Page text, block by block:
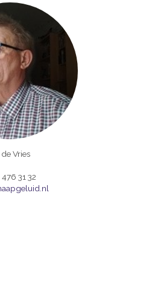
de Vries
31 32